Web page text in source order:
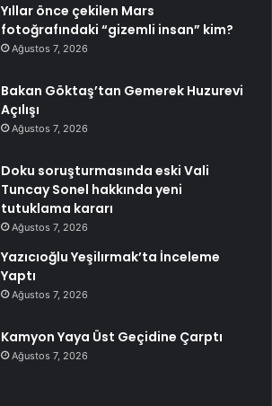
Yıllar önce çekilen Mars
fotoğrafındaki “gizemli insan” kim?
Ağustos 7, 2026
Bakan Göktaş’tan Gemerek Huzurevi
Açılışı
Ağustos 7, 2026
Doku soruşturmasında eski Vali
Tuncay Sonel hakkında yeni
tutuklama kararı
Ağustos 7, 2026
Yazıcıoğlu Yeşilırmak’ta İnceleme
Yaptı
Ağustos 7, 2026
Kamyon Yaya Üst Geçidine Çarptı
Ağustos 7, 2026